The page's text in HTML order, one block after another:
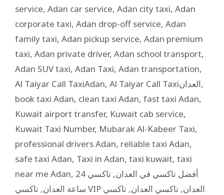
service, Adan car service, Adan city taxi, Adan
corporate taxi, Adan drop-off service, Adan
family taxi, Adan pickup service, Adan premium
taxi, Adan private driver, Adan school transport,
Adan SUV taxi, Adan Taxi, Adan transportation,
Al Taiyar Call TaxiAdan, Al Taiyar Call Taxiالعدان,
book taxi Adan, clean taxi Adan, fast taxi Adan,
Kuwait airport transfer, Kuwait cab service,
Kuwait Taxi Number, Mubarak Al-Kabeer Taxi,
professional drivers Adan, reliable taxi Adan,
safe taxi Adan, Taxi in Adan, taxi kuwait, taxi
near me Adan, أفضل تاكسي في العدان,
تاكسي 24
ساعة العدان, تاكسي VIP العدان, تاكسي العدان, تاكسي